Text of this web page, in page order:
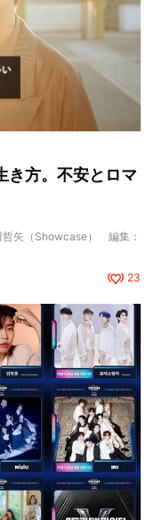
き方。不安とロマ
哲矢（Showcase） 編集：
23